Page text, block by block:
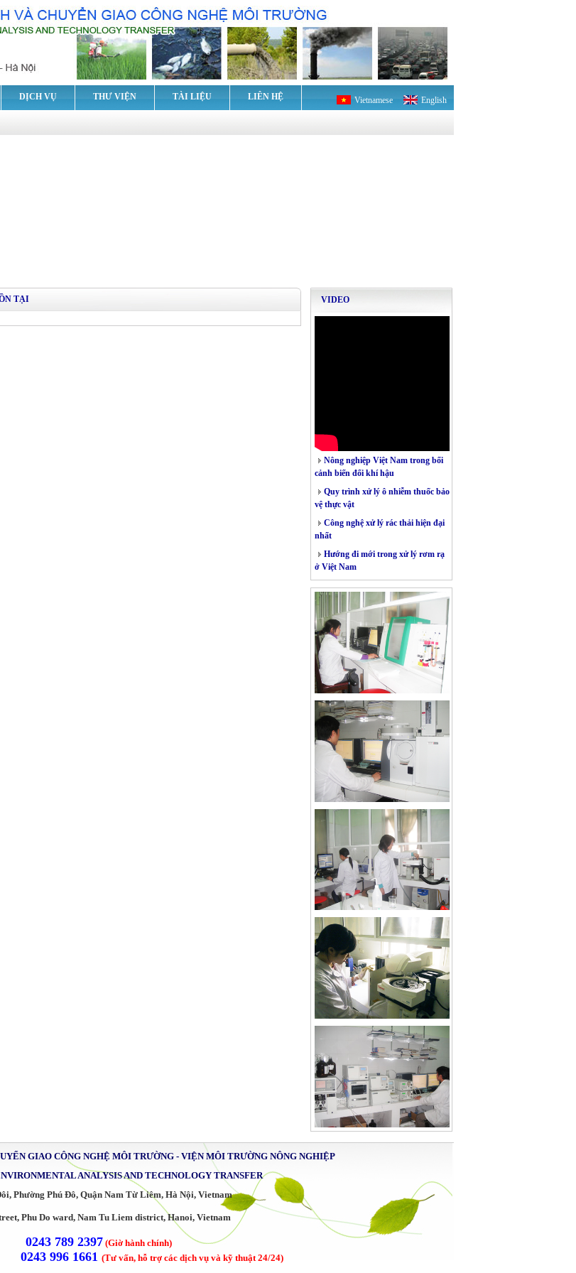
DỊCH VỤ THƯ VIỆN TÀI LIỆU LIÊN HỆ English
Vietnamese
TẠI VIDEO
Nông nghiệp Việt Nam trong bối
cảnh biến đổi khí hậu
Quy trình xử lý ô nhiễm thuốc bảo
vệ thực vật
Công nghệ xử lý rác thải hiện đại
nhất
Hướng đi mới trong xử lý rơm rạ
ở Việt Nam
GIAO CÔNG NGHỆ MÔI TRƯỜNG - VIỆN MÔI TRƯỜNG NÔNG NGHIỆP
ANALYSIS AND TECHNOLOGY TRANSFER
Phường Phú Đô, Quận Nam Từ Liêm, Hà Nội, Vietnam
Phu Do ward, Nam Tu Liem district, Hanoi, Vietnam
0243 789 2397 (Giờ hành chính)
0243 996 1661 (Tư vấn, hỗ trợ các dịch vụ và kỹ thuật 24/24)